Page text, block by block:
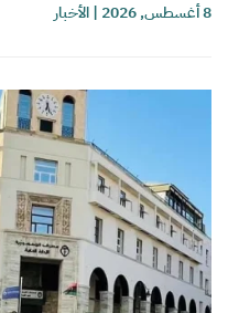
8 أغسطس, 2026 |الأخبار